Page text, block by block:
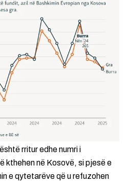
rritur edhe numri i
kthehen në Kosovë, si pjesë e
e qytetarëve që u refuzohen